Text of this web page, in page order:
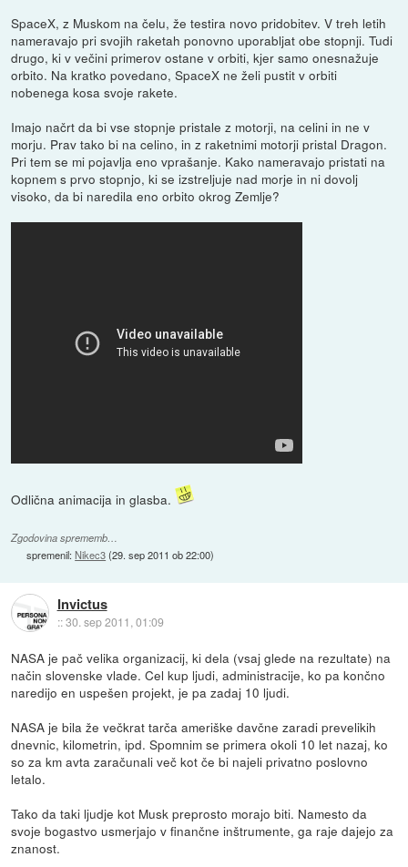
SpaceX, z Muskom na čelu, že testira novo pridobitev. V treh letih
nameravajo pri svojih raketah ponovno uporabljat obe stopnji. Tudi
drugo, ki v večini primerov ostane v orbiti, kjer samo onesnažuje
orbito. Na kratko povedano, SpaceX ne želi pustit v orbiti
nobenega kosa svoje rakete.
Imajo načrt da bi vse stopnje pristale z motorji, na celini in ne v
morju. Prav tako bi na celino, in z raketnimi motorji pristal Dragon.
Pri tem se mi pojavlja eno vprašanje. Kako nameravajo pristati na
kopnem s prvo stopnjo, ki se izstreljuje nad morje in ni dovolj
visoko, da bi naredila eno orbito okrog Zemlje?
Odlična animacija in glasba.
Zgodovina sprememb…
spremenil:Nikec3(29. sep 2011 ob 22:00)
Invictus
::30. sep 2011, 01:09
NASA je pač velika organizacij, ki dela (vsaj glede na rezultate) na
način slovenske vlade. Cel kup ljudi, administracije, ko pa končno
naredijo en uspešen projekt, je pa zadaj 10 ljudi.
NASA je bila že večkrat tarča ameriške davčne zaradi prevelikih
dnevnic, kilometrin, ipd. Spomnim se primera okoli 10 let nazaj, ko
so za km avta zaračunali več kot če bi najeli privatno poslovno
letalo.
Tako da taki ljudje kot Musk preprosto morajo biti. Namesto da
svoje bogastvo usmerjajo v finančne inštrumente, ga raje dajejo za
znanost.